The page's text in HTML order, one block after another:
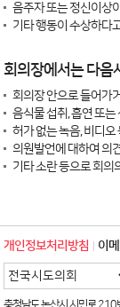
음주자 또는 정신이상
기타 행동이 수상하다
회의장에서는 다음
회의장 안으로 들어가
음식물 섭취, 흡연 또는
허가 없는 녹음, 비디오
의원발언에 대하여 의
기타 소란 등으로 회의
개인정보처리방침 이